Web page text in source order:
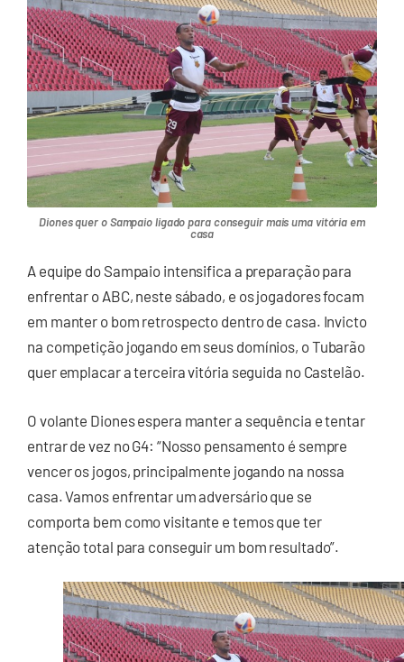
Diones quer o Sampaio ligado para conseguir mais uma vitória em
casa
A equipe do Sampaio intensifica a preparação para
enfrentar o ABC, neste sábado, e os jogadores focam
em manter o bom retrospecto dentro de casa. Invicto
na competição jogando em seus domínios, o Tubarão
quer emplacar a terceira vitória seguida no Castelão.
O volante Diones espera manter a sequência e tentar
entrar de vez no G4: “Nosso pensamento é sempre
vencer os jogos, principalmente jogando na nossa
casa. Vamos enfrentar um adversário que se
comporta bem como visitante e temos que ter
atenção total para conseguir um bom resultado”.